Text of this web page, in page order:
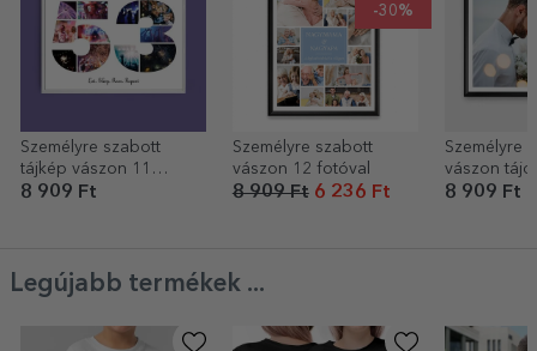
Személyre szabott
tájkép vászon 11
fotóval, 53-as
8 909 Ft
-30%
Személyre szabott
vászon 12 fotóval
8 909 Ft6 236 Ft
Személyre
vászon
fotóval
8 909 Ft
Legújabb termékek ...